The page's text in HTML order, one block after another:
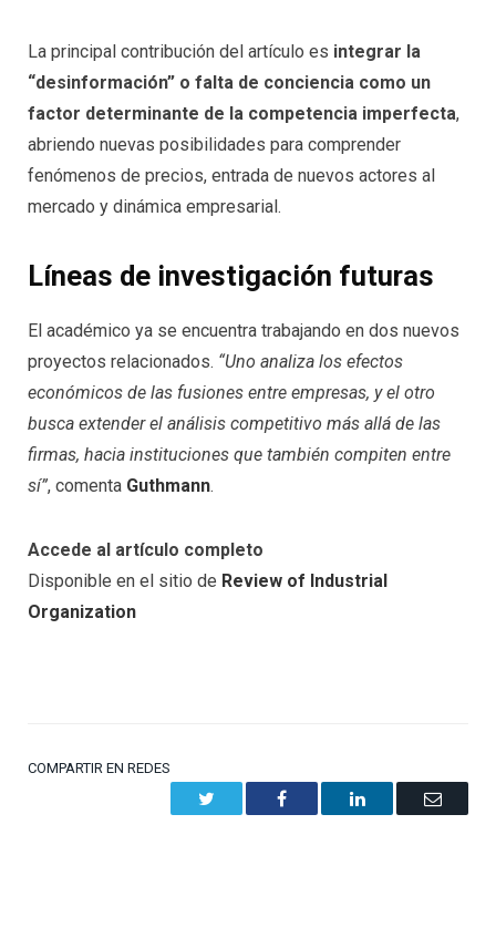
La principal contribución del artículo es integrar la
“desinformación” o falta de conciencia como un
factor determinante de la competencia imperfecta,
abriendo nuevas posibilidades para comprender
fenómenos de precios, entrada de nuevos actores al
mercado y dinámica empresarial.
Líneas de investigación futuras
El académico ya se encuentra trabajando en dos nuevos
proyectos relacionados. “Uno analiza los efectos
económicos de las fusiones entre empresas, y el otro
busca extender el análisis competitivo más allá de las
firmas, hacia instituciones que también compiten entre
sí”, comenta Guthmann.
Accede al artículo completo
Disponible en el sitio de Review of Industrial
Organization
COMPARTIR EN REDES
Facebook LinkedIn Email